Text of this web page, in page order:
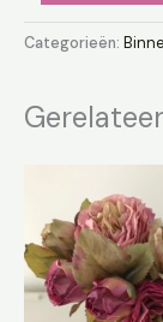
Categorieën: